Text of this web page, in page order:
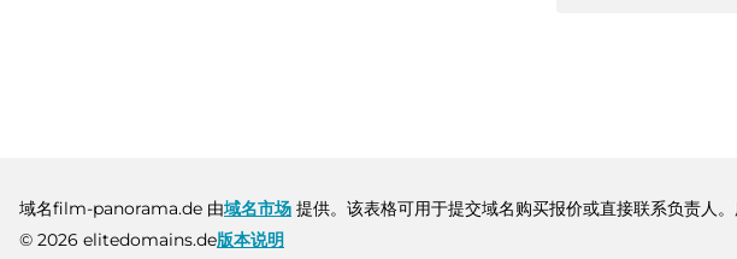
域名film-panorama.de 由域名市场 提供。该表格可用于提交域名购买报价或直接联系负责人
© 2026 elitedomains.de版本说明